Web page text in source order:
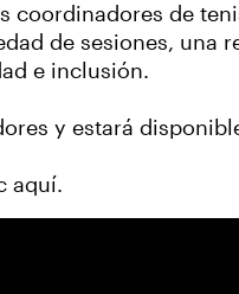
coordinadores de
de sesiones,
e inclusión.
y estará
aquí.